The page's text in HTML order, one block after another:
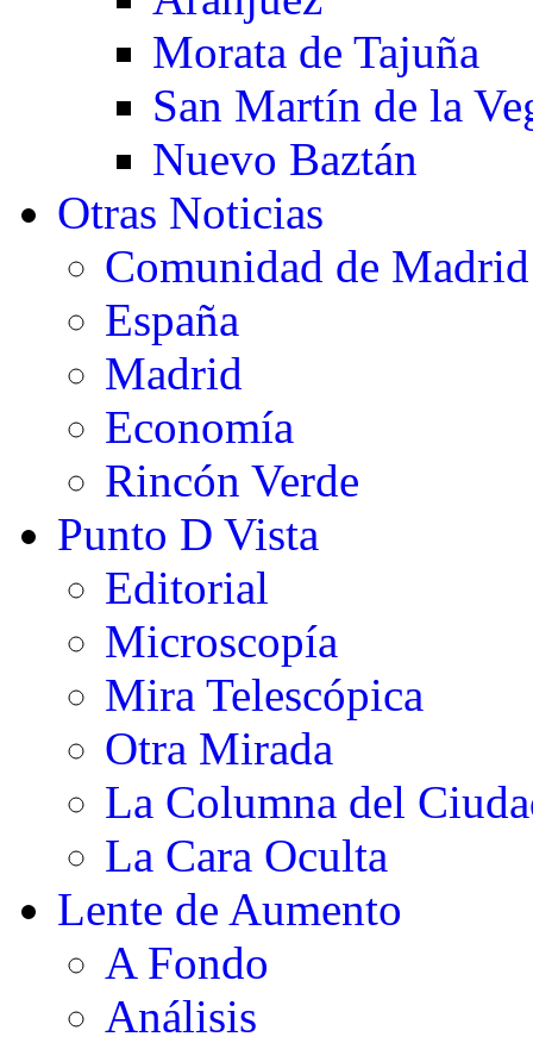
Morata de Tajuña
San Martín de la
Nuevo Baztán
Otras Noticias
Comunidad de Madrid
España
Madrid
Economía
Rincón Verde
Punto D Vista
Editorial
Microscopía
Mira Telescópica
Otra Mirada
La Columna del
La Cara Oculta
Lente de Aumento
A Fondo
Análisis